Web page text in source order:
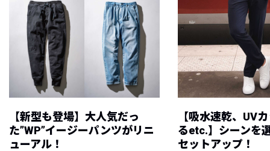
【新型も登場】大人気だっ
た”WP”イージーパンツがリニ
ューアル！
【吸水速乾、UV
るetc.】シーンを
セットアップ！